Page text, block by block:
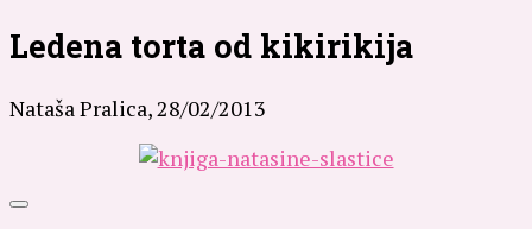
Ledena torta od kikirikija
Nataša Pralica,28/02/2013